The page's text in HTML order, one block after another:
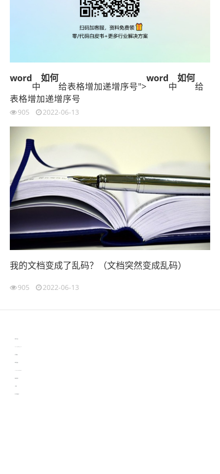
word
中
如何
给表格增加递增序号">
word
中
如何
给
表格增加递增序号
905 2022-06-13
我的文档变成了乱码？（文档突然变成乱码）
905 2022-06-13